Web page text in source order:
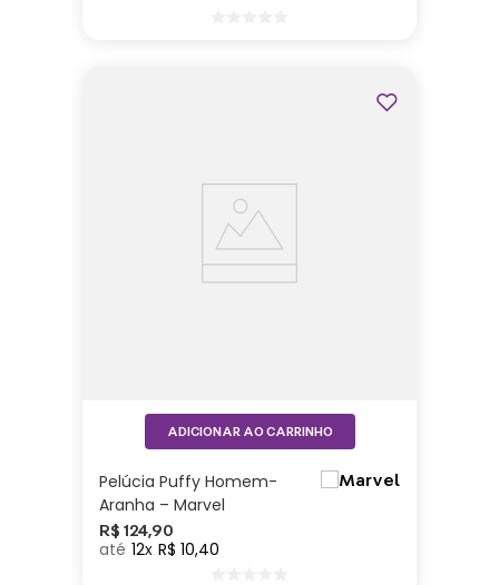
Pelúcia Puffy Homem-
Aranha – Marvel
R$ 124,90
12 R$ 10,40
ADICIONAR AO CARRINHO